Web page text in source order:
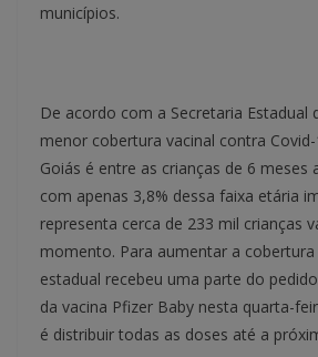
municípios.
De acordo com a Secretaria Estadual
menor cobertura vacinal contra
Goiás é entre as crianças de 6 meses
com apenas 3,8% dessa faixa etária
representa cerca de 233 mil crianças
momento. Para aumentar a
estadual recebeu uma parte do
da vacina Pfizer Baby nesta quarta-
é distribuir todas as doses até a